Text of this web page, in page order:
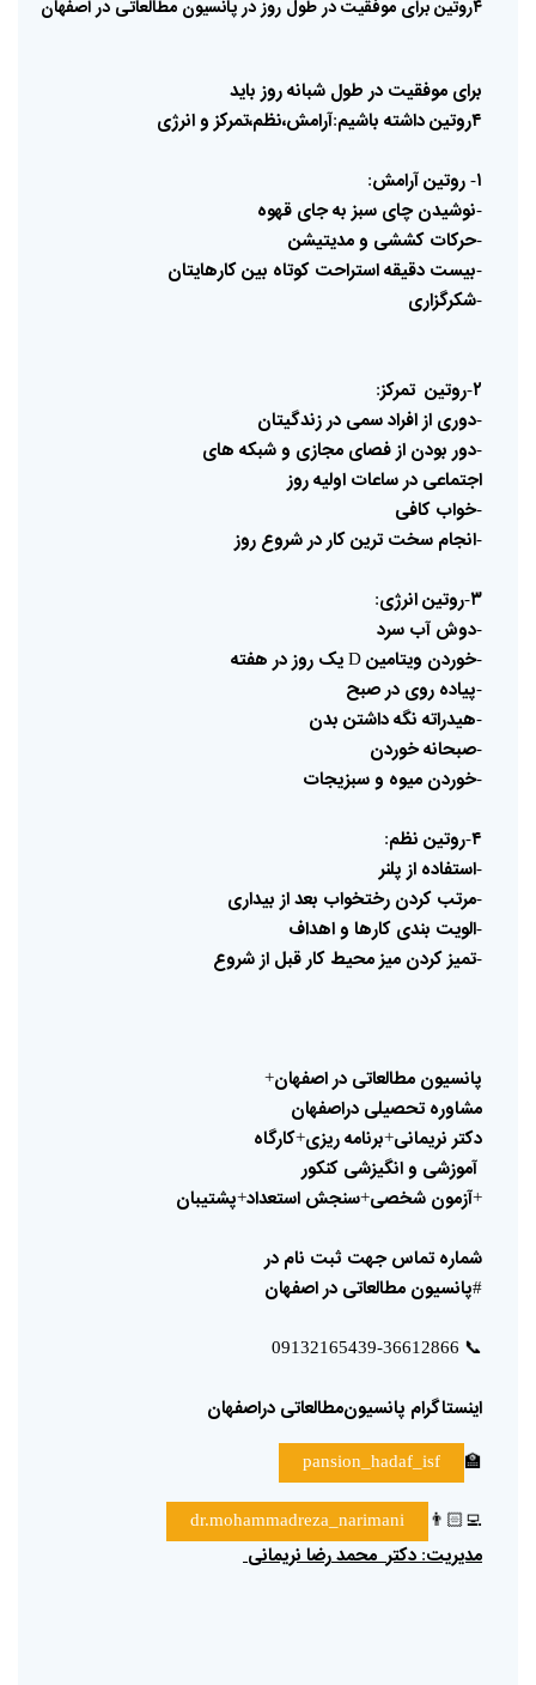
۴روتین برای موفقیتدرطول روزدرپانسیون مطالعاتی دراصفهان
برای موفقیت در طول شبانهروز باید
۴روتین
داشته باشیم:آرامش،نظم،تمرکز وانرژی
۱- روتینآرامش:
-نوشیدن چای سبز بهجای قهوه
-حرکات کششی ومدیتیشن
-بیست دقیقهاستراحت کوتاه بینکارهایتان
-شکرگزاری
۲-روتین تمرکز:
-دوری ازافرادسمی درزندگیتان
-دور بودن ازفصای مجازی وشبکه های
اجتماعی درساعات اولیهروز
-خواب کافی
-انجام سخت ترینکاردرشروع روز
۳-روتینانرژی:
-دوش آب سرد
-خوردن ویتامین یک روزدر هفته
-پیاده روی درصبح
-هیدراته نگهداشتن بدن
-صبحانهخوردن
-خوردن میوه وسبزیجات
۴-روتین نظم:
-استفاده از پلنر
-مرتب کردن رختخواب بعداز بیداری
-الویت بندی کارها واهداف
-تمیزکردن میزمحیطکارقبل ازشروع
پانسیون مطالعاتی دراصفهان+
مشاوره تحصیلی دراصفهان
دکتر نریمانی+برنامهریزی+کارگاه
آموزشی وانگیزشی کنکور
+آزمون شخصی+سنجش استعداد+پشتیبان
شماره تماس جهت ثبت نام در
#پانسیون مطالعاتی دراصفهان
📞
اینستاگرام پانسیون‌مطالعاتی دراصفهان
🏫
pansion_hadaf_isf
👨🏻‍💻
dr.mohammadreza_narimani
مدیریت: دکتر محمدرضانریمانی